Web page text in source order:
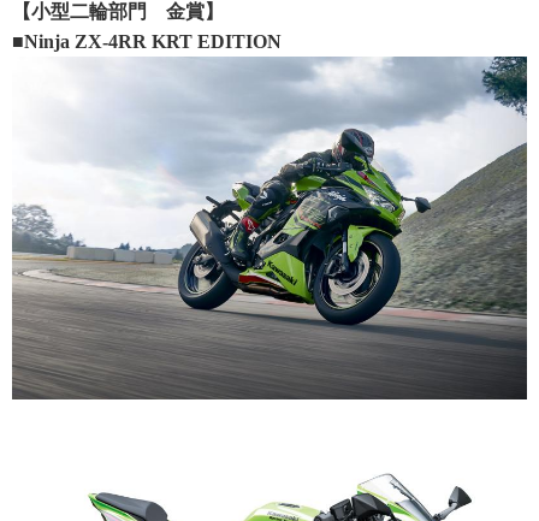
【小型二輪部門 金賞】
■Ninja ZX-4RR KRT EDITION